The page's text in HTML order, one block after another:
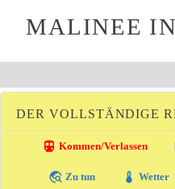
MALINEE
DER VOLLSTÄNDIGE
directions_transit Kommen/Verlassen
travel_explore Zu tun thermostat Wetter